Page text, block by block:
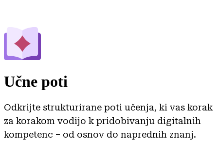
Učne poti
Odkrijte strukturirane poti učenja, ki vas korak
za korakom vodijo k pridobivanju digitalnih
kompetenc – od osnov do naprednih znanj.